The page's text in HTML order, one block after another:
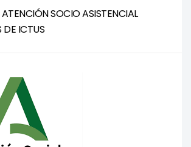
SOCIO ASISTENCIAL
ICTUS